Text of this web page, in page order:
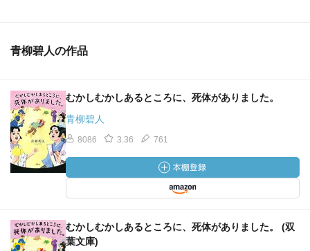
青柳碧人の作品
むかしむかしあるところに、死体がありました。
青柳碧人
8086 3.36 761
むかしむかしあるところに、死体がありました。 (双
葉文庫)